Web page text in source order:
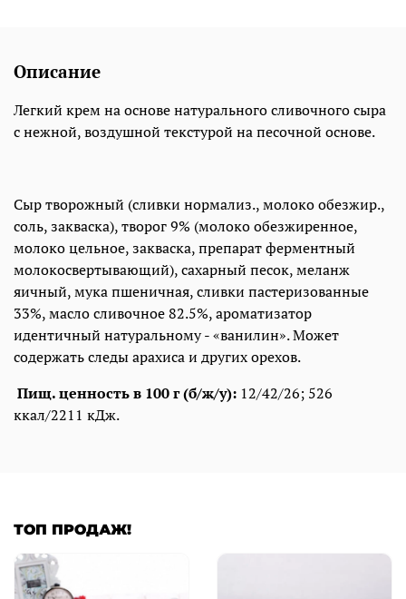
Описание
Легкий крем на основе натурального сливочного сыра
с нежной, воздушной текстурой на песочной основе.
Сыр творожный (сливки нормализ., молоко обезжир.,
соль, закваска), творог 9% (молоко обезжиренное,
молоко цельное, закваска, препарат ферментный
молокосвертывающий), сахарный песок, меланж
яичный, мука пшеничная, сливки пастеризованные
33%, масло сливочное 82.5%, ароматизатор
идентичный натуральному - «ванилин». Может
содержать следы арахиса и других орехов.
Пищ. ценность в 100 г (б/ж/у): 12/42/26; 526
ккал/2211 кДж.
ТОП ПРОДАЖ!